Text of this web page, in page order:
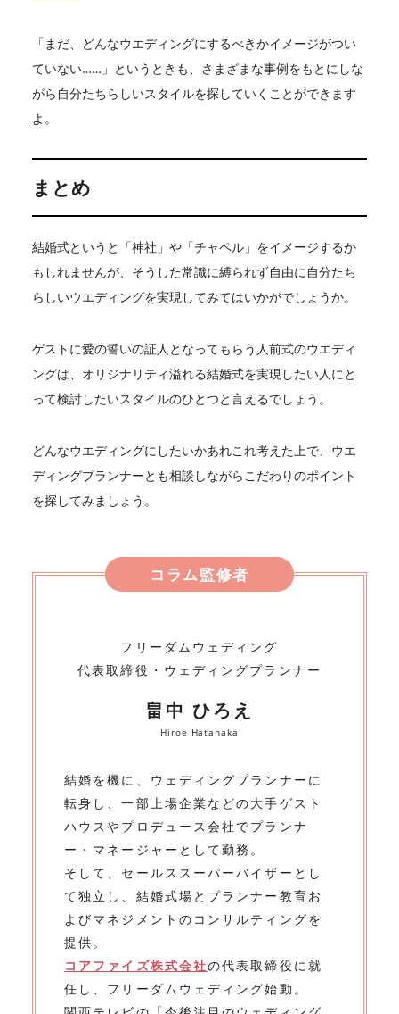
「まだ、どんなウエディングにするべきかイメージがつい
ていない……」というときも、さまざまな事例をもとにしな
がら自分たちらしいスタイルを探していくことができます
よ。
まとめ
結婚式というと「神社」や「チャペル」をイメージするか
もしれませんが、そうした常識に縛られず自由に自分たち
らしいウエディングを実現してみてはいかがでしょうか。
ゲストに愛の誓いの証人となってもらう人前式のウエディ
ングは、オリジナリティ溢れる結婚式を実現したい人にと
って検討したいスタイルのひとつと言えるでしょう。
どんなウエディングにしたいかあれこれ考えた上で、ウエ
ディングプランナーとも相談しながらこだわりのポイント
を探してみましょう。
コラム監修者
フリーダムウェディング
代表取締役・ウェディングプランナー
畠中 ひろえ
Hiroe Hatanaka
結婚を機に、ウェディングプランナーに
転身し、一部上場企業などの大手ゲスト
ハウスやプロデュース会社でプランナ
ー・マネージャーとして勤務。
そして、セールススーパーバイザーとし
て独立し、結婚式場とプランナー教育お
よびマネジメントのコンサルティングを
提供。
コアファイズ株式会社の代表取締役に就
任し、フリーダムウェディング始動。